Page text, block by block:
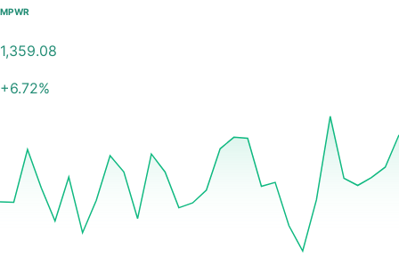
MPWR
1,359.08
+6.72%